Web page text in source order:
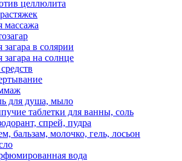
целлюлита
массажа
загара в солярии
загара на солнце
для душа, мыло
таблетки для ванны, соль
спрей, пудра
бальзам, молочко, гель, лосьон
вода